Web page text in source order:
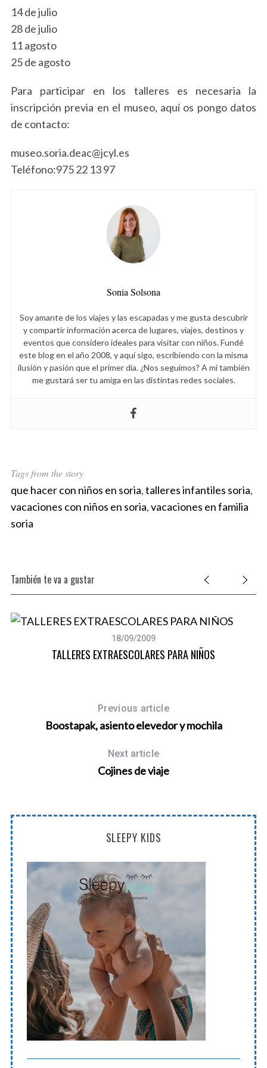
14 de julio
28 de julio
11 agosto
25 de agosto
Para participar en los talleres es necesaria la
inscripción previa en el museo, aquí os pongo datos
de contacto:
museo.soria.deac@jcyl.es
Teléfono:975 22 13 97
Sonia Solsona
Soy amante de los viajes y las escapadas y me gusta descubrir
y compartir información acerca de lugares, viajes, destinos y
eventos que considero ideales para visitar con niños. Fundé
este blog en el año 2008, y aquí sigo, escribiendo con la misma
ilusión y pasión que el primer día. ¿Nos seguimos? A mí también
me gustará ser tu amiga en las distintas redes sociales.
Tags from the story
que hacer con niños en soria,talleres infantiles soria,
vacaciones con niños en soria,vacaciones en familia
soria
También te va a gustar
18/09/2009
TALLERES EXTRAESCOLARES PARA NIÑOS
Previous article
Boostapak, asiento elevedor y mochila
Next article
Cojines de viaje
SLEEPY KIDS
S
e
r
c
f
r
: